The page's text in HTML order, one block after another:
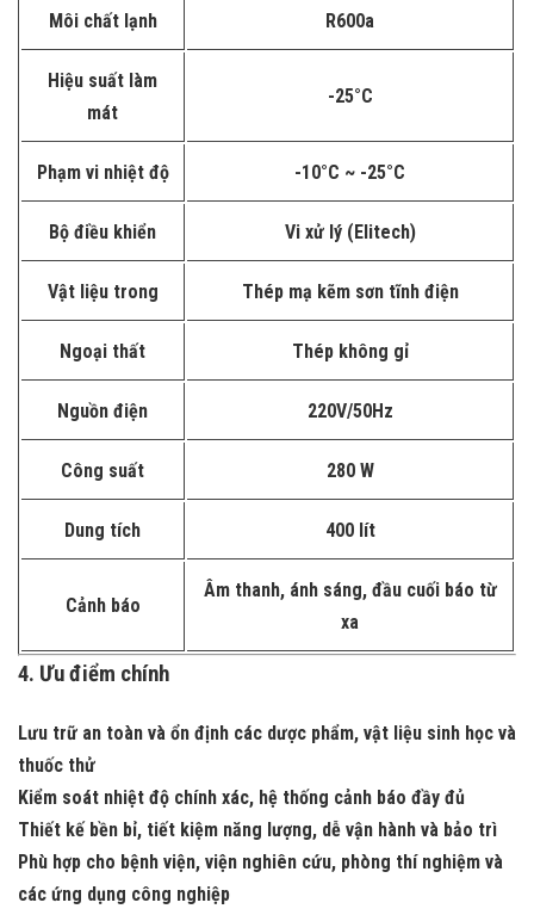
Môi chất lạnh R600a
Hiệu suất làm
mát
-25°C
Phạm vi nhiệt độ -10°C ~ -25°C
Bộ điều khiển Vi xử lý (Elitech)
Vật liệu trong Thép mạ kẽm sơn tĩnh điện
Ngoại thất Thép không gỉ
Nguồn điện 220V/50Hz
Công suất 280 W
Dung tích 400 lít
Cảnh báo
Âm thanh, ánh sáng, đầu cuối báo từ
xa
4. Ưu điểm chính
Lưu trữ an toàn và ổn định các dược phẩm, vật liệu sinh học và
thuốc thử
Kiểm soát nhiệt độ chính xác, hệ thống cảnh báo đầy đủ
Thiết kế bền bỉ, tiết kiệm năng lượng, dễ vận hành và bảo trì
Phù hợp cho bệnh viện, viện nghiên cứu, phòng thí nghiệm và
các ứng dụng công nghiệp